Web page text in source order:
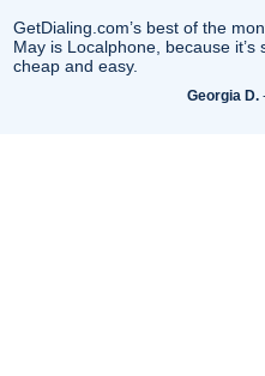
GetDialing.com’s best of the
May is Localphone, because it’s
cheap and easy.
Georgia D.